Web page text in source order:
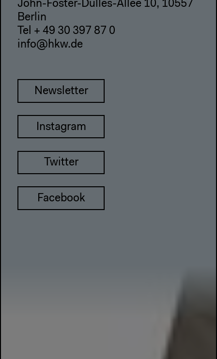
John-Foster-Dulles-Allee 10, 10557
Berlin
Tel + 49 30 397 87 0
info@hkw.de
Newsletter
Instagram
Twitter
Facebook